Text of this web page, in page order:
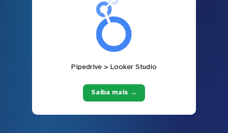
Pipedrive > Looker Studio
Saiba mais →